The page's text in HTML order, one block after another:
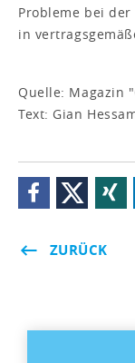
Probleme bei
in
Quelle: Magazin
Text: Gian
ZURÜCK